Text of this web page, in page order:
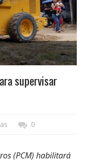
supervisar
0
(PCM) habilitará